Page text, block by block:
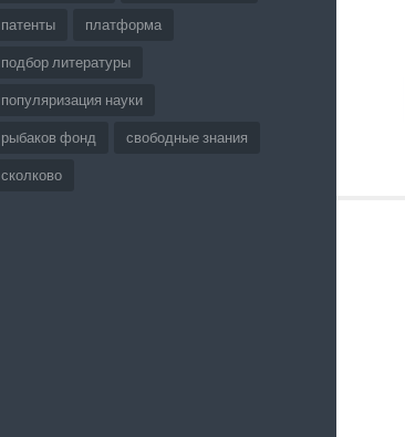
патенты платформа
подбор литературы
популяризация науки
рыбаков фонд свободные знания
сколково